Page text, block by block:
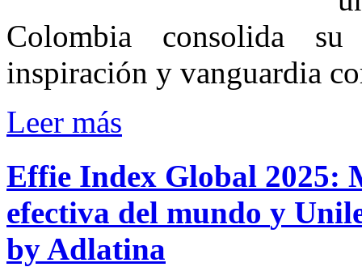
Colombia consolida
inspiración y vanguardia
Leer más
Effie Index Global 2025:
efectiva del mundo y
byAdlatina